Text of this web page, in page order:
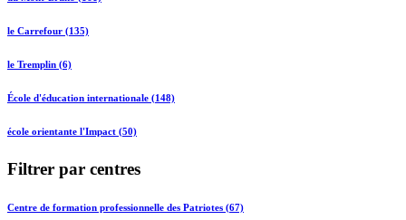
le Carrefour (135)
le Tremplin (6)
École d'éducation internationale (148)
école orientante l'Impact (50)
Filtrer par centres
Centre de formation professionnelle des Patriotes (67)